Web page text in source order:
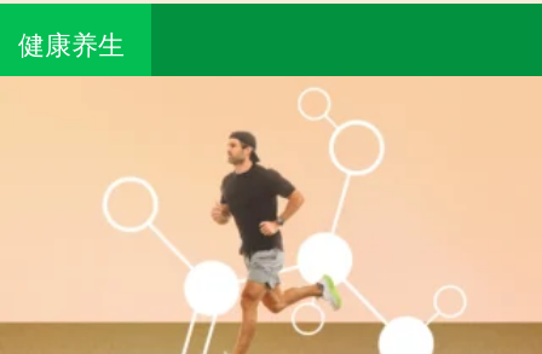
健康养生